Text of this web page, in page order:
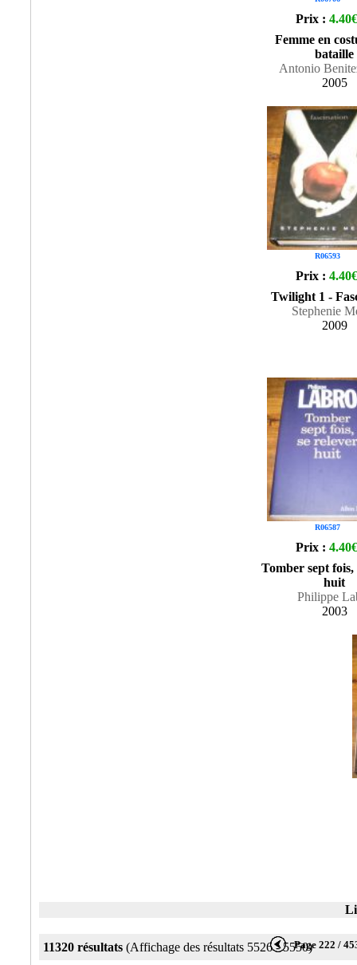
Prix : 4.40€
Femme en
bataille
Antonio
2005
R06593
Prix : 4.40€
Twilight 1 -
Stephenie
2009
R06587
Prix : 4.40€
Tomber sept fois,
huit
Philippe
2003
11320 résultats (Affichage des résultats 5526 - 5550)Page 222 /